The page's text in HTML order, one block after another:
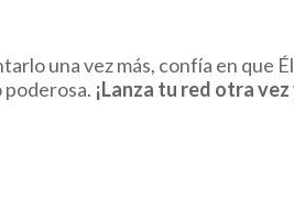
una vez más, confía en que
poderosa. ¡Lanza tu red otra